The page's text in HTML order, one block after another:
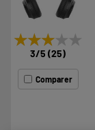
★★★★★
★★★★★
3/5 (25)
Comparer